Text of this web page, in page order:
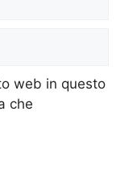
web in questo
che